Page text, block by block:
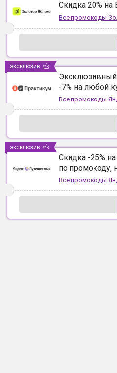
Скидка 20% на
Все промокоды
Эксклюзивный
-7% на любой
Все промокоды
эксклюзив
Скидка -25%
по промокоду,
Все промокоды
эксклюзив